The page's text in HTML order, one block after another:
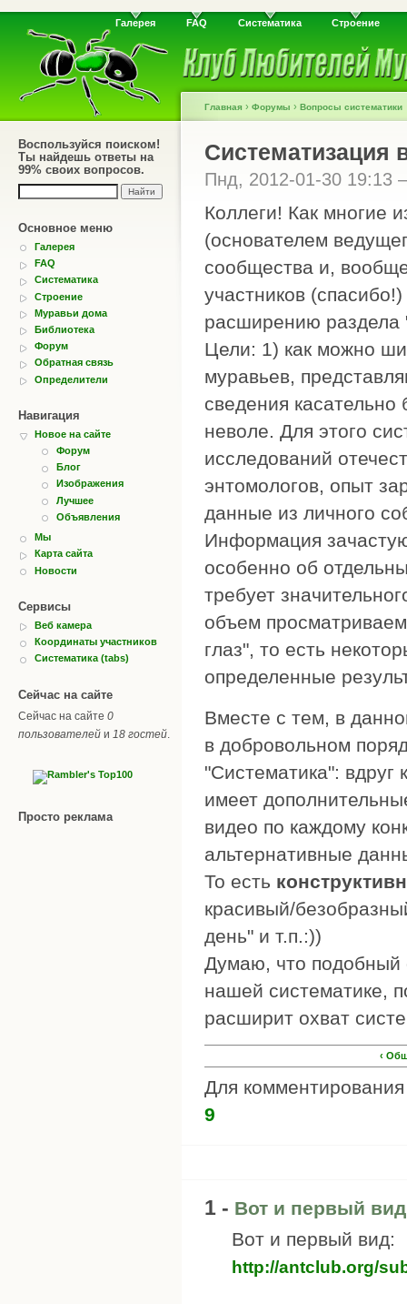
Галерея FAQ Систематика Строение
Воспользуйся поиском!
Ты найдешь ответы на
99% своих вопросов.
Основное меню
Галерея
FAQ
Систематика
Строение
Муравьи дома
Библиотека
Форум
Обратная связь
Определители
Навигация
Новое на сайте
Форум
Блог
Изображения
Лучшее
Объявления
Мы
Карта сайта
Новости
Сервисы
Веб камера
Координаты участников
Систематика (tabs)
Сейчас на сайте
Сейчас на сайте 0
пользователей и 18 гостей
Просто реклама
Главная › Форумы › Вопросы систематики
Систематизация
Пнд, 2012-01-30
Коллеги! Как многие
(основателем
сообщества и,
участников
расширению раздела
Цели: 1) как можно
муравьев,
сведения
неволе. Для этого
исследований
энтомологов, опыт
данные из личного
Информация
особенно об
требует
объем
глаз", то есть
определенные
Вместе с тем, в
в добровольном
"Систематика": вдруг
имеет
видео по каждому
альтернативные
То есть
красивый/
день" и т.п.:))
Думаю, что подобный
нашей систематике,
расширит охват
‹
Для
9
1 - Вот и первый
Вот и первый вид:
http://antclub.org/